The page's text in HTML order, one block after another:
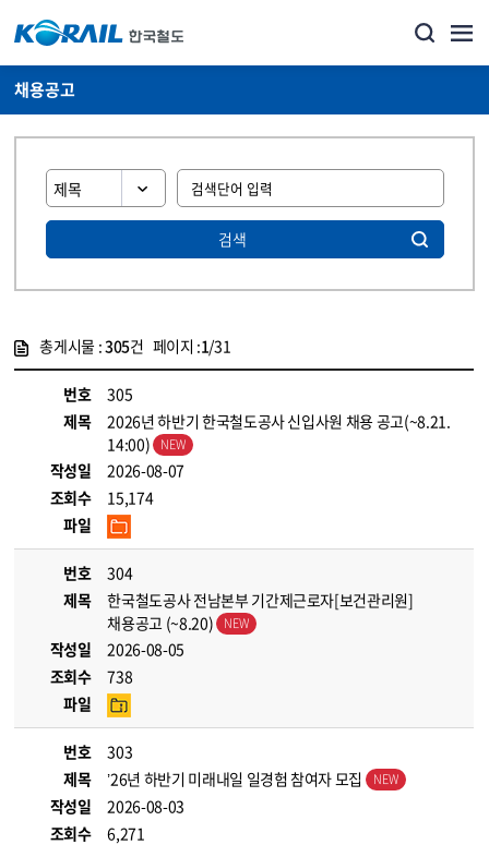
채용공고
검색
총게시물 :305건 페이지 :1/31
번호
305
제목
2026년 하반기 한국철도공사 신입사원 채용 공고(~8.21.
14:00)
작성일
2026-08-07
조회수
15,174
파일
번호
304
제목
한국철도공사 전남본부 기간제근로자[보건관리원]
채용공고 (~8.20)
작성일
2026-08-05
조회수
738
파일
번호
303
제목
’26년 하반기 미래내일 일경험 참여자 모집
작성일
2026-08-03
조회수
6,271